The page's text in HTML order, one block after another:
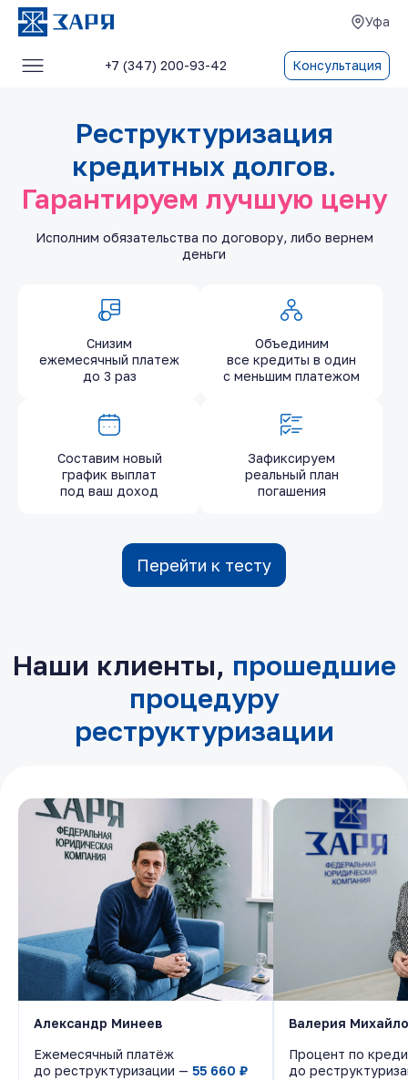
Уфа
+7 (347) 200-93-42 Консультация
О компании
Отзывы
Реструктуризация
кредитных долгов.
Гарантируем лучшую цену
Исполним обязательства по договору, либо вернем
деньги
Снизим
ежемесячный платеж
до 3 раз
Объединим
все кредиты в один
с меньшим платежом
Составим новый
график выплат
под ваш доход
Зафиксируем
реальный план
погашения
Перейти к тесту
Наши клиенты, прошедшие
процедуру
реструктуризации
Александр Минеев
Ежемесячный платёж
до реструктуризации — 55 660 ₽
Валерия
Процент по
до
Александр Минеев
Ежемесячный платёж
до реструктуризации — 55 660 ₽
Валерия
Процент по
до